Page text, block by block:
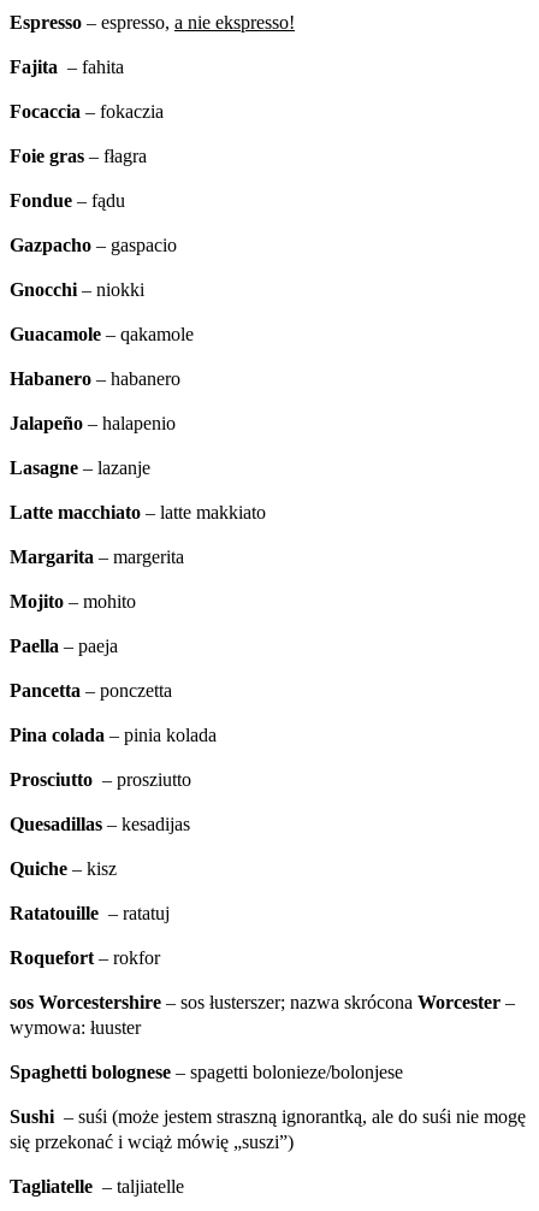
Espresso – espresso, a nie ekspresso!
Fajita – fahita
Focaccia – fokaczia
Foie gras – fłagra
Fondue – fądu
Gazpacho – gaspacio
Gnocchi – niokki
Guacamole – qakamole
Habanero – habanero
Jalapeño – halapenio
Lasagne – lazanje
Latte macchiato – latte makkiato
Margarita – margerita
Mojito – mohito
Paella – paeja
Pancetta – ponczetta
Pina colada – pinia kolada
Prosciutto – prosziutto
Quesadillas – kesadijas
Quiche – kisz
Ratatouille – ratatuj
Roquefort – rokfor
sos Worcestershire – sos łusterszer; nazwa skrócona Worcester –
wymowa: łuuster
Spaghetti bolognese – spagetti bolonieze/bolonjese
Sushi – suśi (może jestem straszną ignorantką, ale do suśi nie mogę
się przekonać i wciąż mówię „suszi”)
Tagliatelle – taljiatelle